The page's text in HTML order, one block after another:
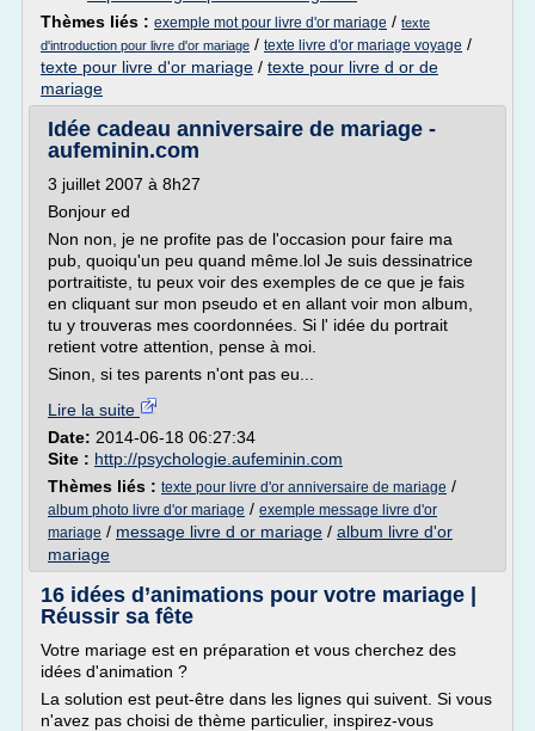
Thèmes liés : exemple mot pour livre d'or mariage / texte
d'introduction pour livre d'or mariage / texte livre d'or mariage voyage /
texte pour livre d'or mariage / texte pour livre d or de
mariage
Idée cadeau anniversaire de mariage -
aufeminin.com
3 juillet 2007 à 8h27
Bonjour ed
Non non, je ne profite pas de l'occasion pour faire ma
pub, quoiqu'un peu quand même.lol Je suis dessinatrice
portraitiste, tu peux voir des exemples de ce que je fais
en cliquant sur mon pseudo et en allant voir mon album,
tu y trouveras mes coordonnées. Si l' idée du portrait
retient votre attention, pense à moi.
Sinon, si tes parents n'ont pas eu...
Lire la suite
Date: 2014-06-18 06:27:34
Site : http://psychologie.aufeminin.com
Thèmes liés : texte pour livre d'or anniversaire de mariage /
album photo livre d'or mariage / exemple message livre d'or
mariage / message livre d or mariage / album livre d'or
mariage
16 idées d’animations pour votre mariage |
Réussir sa fête
Votre mariage est en préparation et vous cherchez des
idées d'animation ?
La solution est peut-être dans les lignes qui suivent. Si vous
n'avez pas choisi de thème particulier, inspirez-vous